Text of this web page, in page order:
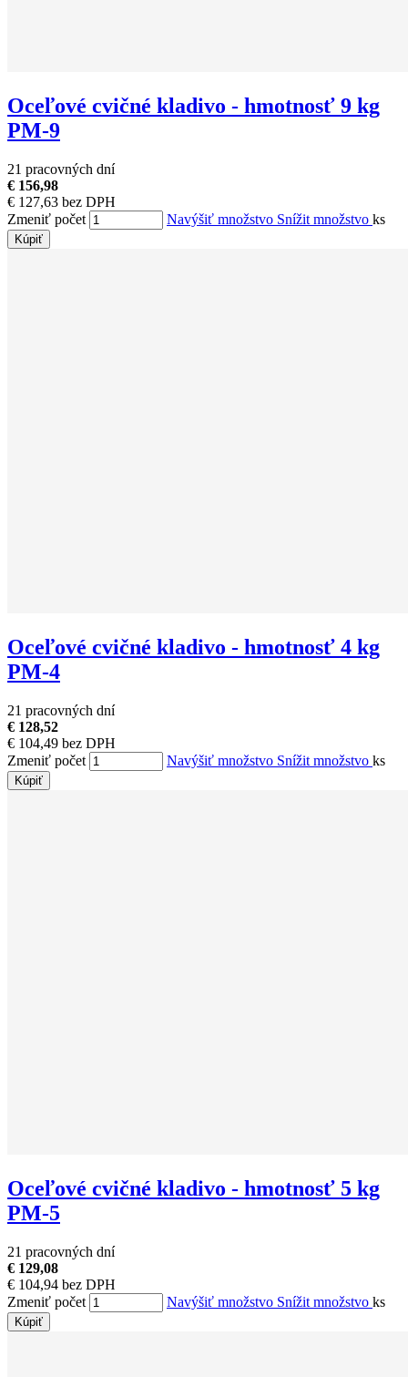
Oceľové cvičné kladivo - hmotnosť 9 kg
PM-9
21 pracovných dní
€ 156,98
€ 127,63 bez DPH
Zmeniť počet
Navýšiť množstvo Snížit množstvo ks
Kúpiť
Oceľové cvičné kladivo - hmotnosť 4 kg
PM-4
21 pracovných dní
€ 128,52
€ 104,49 bez DPH
Zmeniť počet
Navýšiť množstvo Snížit množstvo ks
Kúpiť
Oceľové cvičné kladivo - hmotnosť 5 kg
PM-5
21 pracovných dní
€ 129,08
€ 104,94 bez DPH
Zmeniť počet
Navýšiť množstvo Snížit množstvo ks
Kúpiť